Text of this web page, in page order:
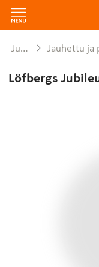
Juomat Jauhettu ja
Löfbergs